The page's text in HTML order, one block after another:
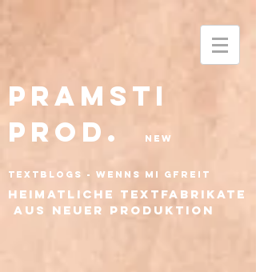
Pramsti
PROD.
New
textBlogs - wenns mi gfreit
he imatliche Textfabrikate
aus neuer Produktion